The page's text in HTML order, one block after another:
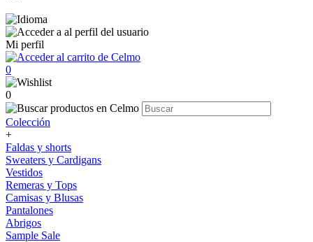
Mi perfil
0
0
Colección
+
Faldas y shorts
Sweaters y Cardigans
Vestidos
Remeras y Tops
Camisas y Blusas
Pantalones
Abrigos
Sample Sale